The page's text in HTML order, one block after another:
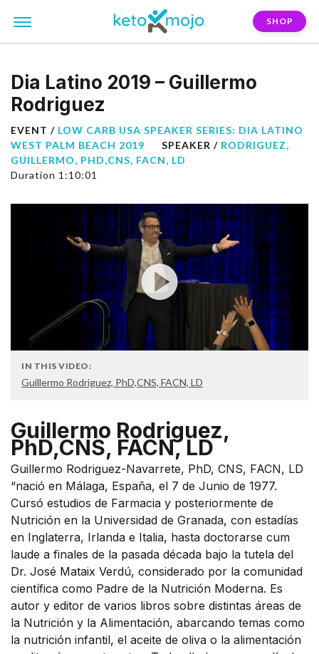
SHOP
Dia Latino 2019 – Guillermo
Rodriguez
EVENT / LOW CARB USA SPEAKER SERIES: DIA LATINO
WEST PALM BEACH 2019
SPEAKER / RODRIGUEZ,
GUILLERMO, PHD,CNS, FACN, LD
Duration 1:10:01
IN THIS VIDEO:
Guillermo Rodriguez, PhD,CNS, FACN, LD
Guillermo Rodriguez,
PhD,CNS, FACN, LD
Guillermo Rodriguez-Navarrete, PhD, CNS, FACN, LD
“nació en Málaga, España, el 7 de Junio de 1977.
Cursó estudios de Farmacia y posteriormente de
Nutrición en la Universidad de Granada, con estadías
en Inglaterra, Irlanda e Italia, hasta doctorarse cum
laude a finales de la pasada década bajo la tutela del
Dr. José Mataix Verdú, considerado por la comunidad
científica como Padre de la Nutrición Moderna. Es
autor y editor de varios libros sobre distintas áreas de
la Nutrición y la Alimentación, abarcando temas como
la nutrición infantil, el aceite de oliva o la alimentación